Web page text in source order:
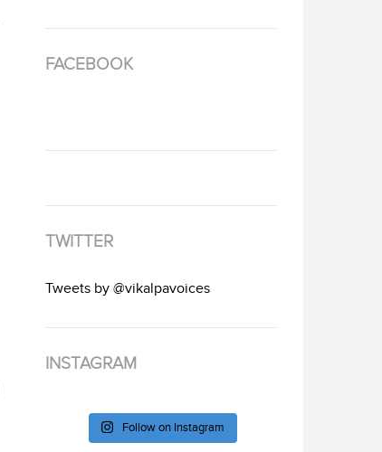
FACEBOOK
TWITTER
Tweets by @vikalpavoices
INSTAGRAM
Follow on Instagram